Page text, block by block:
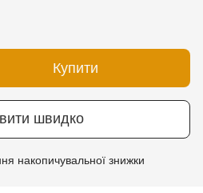
Купити
швидко
накопичувальної знижки